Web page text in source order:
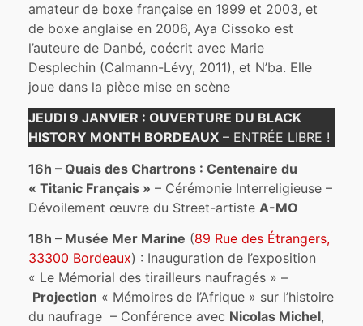
amateur de boxe française en 1999 et 2003, et
de boxe anglaise en 2006, Aya Cissoko est
l’auteure de Danbé, coécrit avec Marie
Desplechin (Calmann-Lévy, 2011), et N’ba. Elle
joue dans la pièce mise en scène
JEUDI 9 JANVIER : OUVERTURE DU BLACK
HISTORY MONTH BORDEAUX – ENTRÉE LIBRE !
16h – Quais des Chartrons : Centenaire du
« Titanic Français » – Cérémonie Interreligieuse –
Dévoilement œuvre du Street-artiste A-MO
18h – Musée Mer Marine (89 Rue des Étrangers,
33300 Bordeaux) : Inauguration de l’exposition
« Le Mémorial des tirailleurs naufragés » –
Projection « Mémoires de l’Afrique » sur l’histoire
du naufrage – Conférence avec Nicolas Michel,